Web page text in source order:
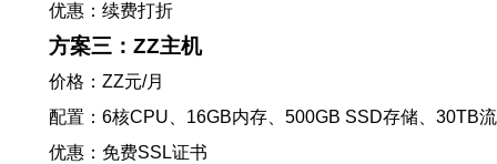
优惠：续费打折
方案三：ZZ主机
价格：ZZ元/月
配置：6核CPU、16GB内存、500GB SSD存储、30TB
优惠：免费SSL证书